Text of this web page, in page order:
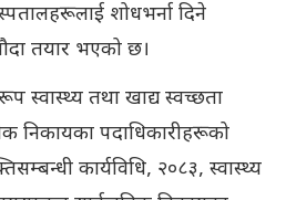
शोधभर्ना दिने
तयार भएको छ।
तथा खाद्य स्वच्छता
निकायका पदाधिकारीहरूको
कार्यविधि, २०८३, स्वास्थ्य